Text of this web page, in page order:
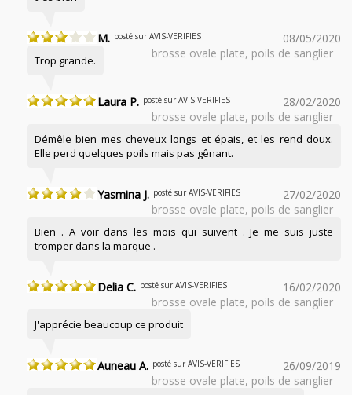
M. posté sur AVIS-VERIFIES
08/05/2020
brosse ovale plate, poils de sanglier
Trop grande.
Laura P. posté sur AVIS-VERIFIES
28/02/2020
brosse ovale plate, poils de sanglier
Démêle bien mes cheveux longs et épais, et les rend doux.
Elle perd quelques poils mais pas gênant.
Yasmina J. posté sur AVIS-VERIFIES
27/02/2020
brosse ovale plate, poils de sanglier
Bien . A voir dans les mois qui suivent . Je me suis juste
tromper dans la marque .
Delia C. posté sur AVIS-VERIFIES
16/02/2020
brosse ovale plate, poils de sanglier
J'apprécie beaucoup ce produit
Auneau A. posté sur AVIS-VERIFIES
26/09/2019
brosse ovale plate, poils de sanglier